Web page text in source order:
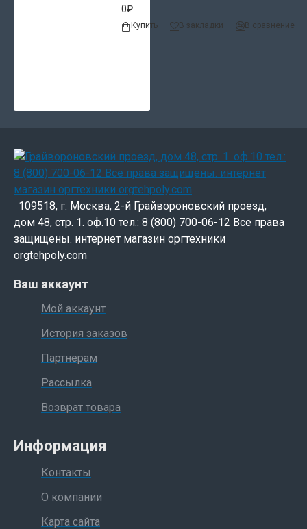
0₽
Купить В закладки В сравнение
109518, г. Москва, 2-й Грайвороновский проезд,
дом 48, стр. 1. оф.10 тел.: 8 (800) 700-06-12 Все права
защищены. интернет магазин оргтехники
orgtehpoly.com
Ваш аккаунт
Мой аккаунт
История заказов
Партнерам
Рассылка
Возврат товара
Информация
Контакты
О компании
Карта сайта